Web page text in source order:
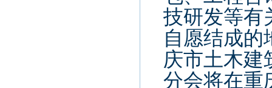
技研发等有
自愿结成的
庆市土木
分会将在重